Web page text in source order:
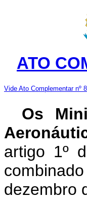
ATO
Vide Ato Complementar nº
Os
artigo 1º
dezembro